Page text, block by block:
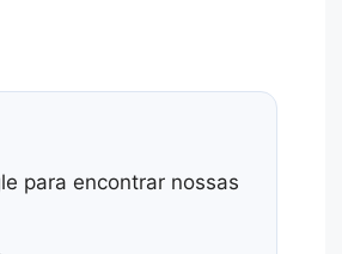
para encontrar nossas